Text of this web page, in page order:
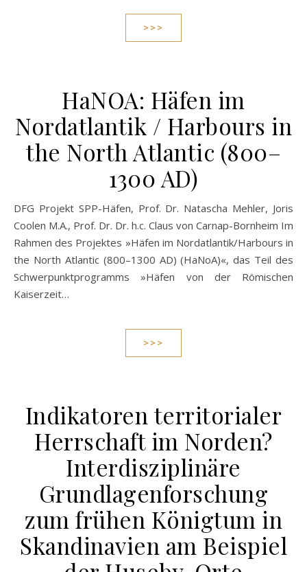
>>>
HaNOA: Häfen im
Nordatlantik / Harbours in
the North Atlantic (800–
1300 AD)
DFG Projekt SPP-Häfen, Prof. Dr. Natascha Mehler, Joris
Coolen M.A., Prof. Dr. Dr. h.c. Claus von Carnap-Bornheim Im
Rahmen des Projektes »Häfen im Nordatlantik/Harbours in
the North Atlantic (800–1300 AD) (HaNoA)«, das Teil des
Schwerpunktprogramms »Häfen von der Römischen
Kaiserzeit…
>>>
Indikatoren territorialer
Herrschaft im Norden?
Interdisziplinäre
Grundlagenforschung
zum frühen Königtum in
Skandinavien am Beispiel